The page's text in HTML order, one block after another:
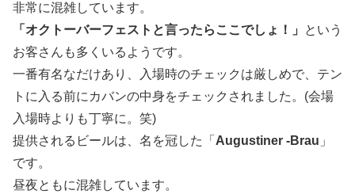
非常に混雑しています。
「オクトーバーフェストと言ったらここでしょ！」
という
お客さんも多くいるようです。
一番有名なだけあり、入場時のチェックは厳しめで、テン
トに入る前にカバンの中身をチェックされました。(会場
入場時よりも丁寧に。笑)
提供されるビールは、名を冠した「 Augustiner -Brau 」
です。
昼夜ともに混雑しています。